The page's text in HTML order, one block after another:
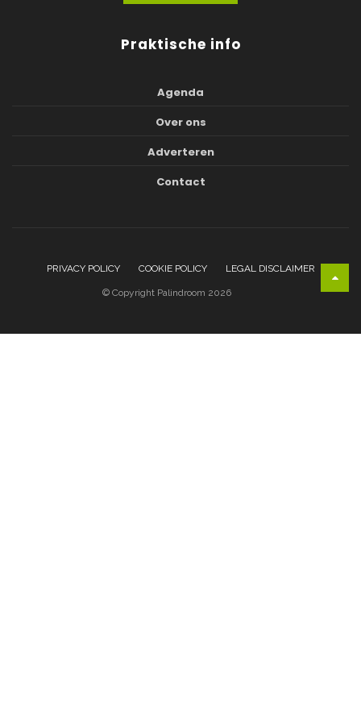
Praktische info
Agenda
Over ons
Adverteren
Contact
PRIVACY POLICY COOKIE POLICY LEGAL DISCLAIMER
© Copyright Palindroom 2026